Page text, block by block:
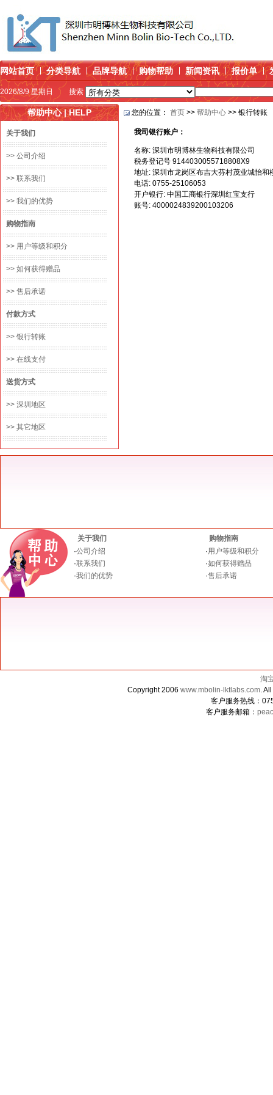
网站首页 分类导航 品牌导航 购物帮助 新闻资讯 报价单
2026/8/9 星期日 搜索
帮助中心 | HELP
关于我们
>> 公司介绍
>> 联系我们
>> 我们的优势
购物指南
>> 用户等级和积分
>> 如何获得赠品
>> 售后承诺
付款方式
>> 银行转账
>> 在线支付
送货方式
>> 深圳地区
>> 其它地区
您的位置： 首页 >> 帮助中心 >> 银行转账
我司银行账户：
名称: 深圳市明博林生物科技有限公司
税务登记号 9144030055718808X9
地址: 深圳市龙岗区布吉大芬村茂业城怡和
电话: 0755-25106053
开户银行: 中国工商银行深圳红宝支行
账号: 4000024839200103206
关于我们
·公司介绍
·联系我们
·我们的优势
购物指南
·用户等级和积分
·如何获得赠品
·售后承诺
淘
Copyright 2006 www.mbolin-lktlabs.com.
客户服务热线：
客户服务邮箱：